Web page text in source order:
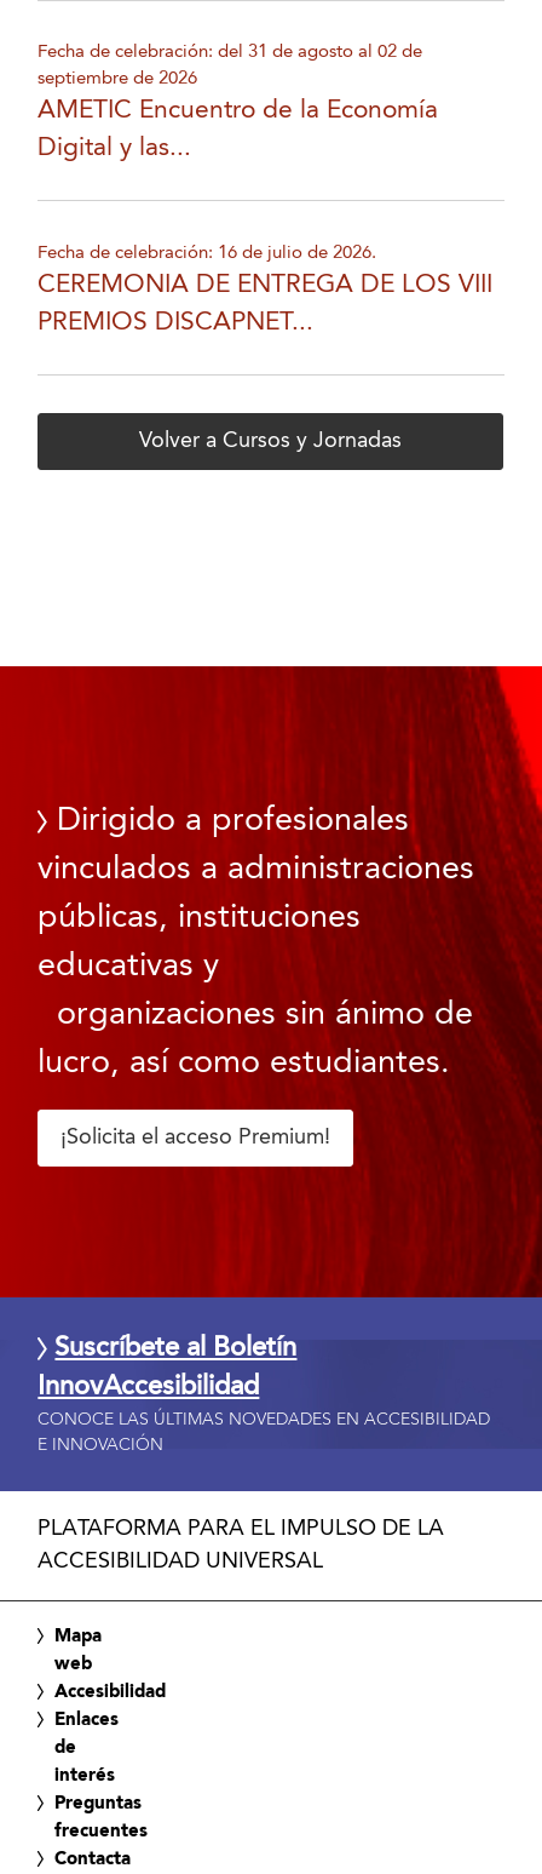
Fecha de celebración: del 31 de agosto al 02 de
septiembre de 2026
AMETIC Encuentro de la Economía
Digital y las...
Fecha de celebración: 16 de julio de 2026.
CEREMONIA DE ENTREGA DE LOS VIII
PREMIOS DISCAPNET...
Volver a Cursos y Jornadas
Dirigido a profesionales
vinculados a administraciones
públicas, instituciones
educativas y
organizaciones sin ánimo de
lucro, así como estudiantes.
¡Solicita el acceso Premium!
Suscríbete al Boletín
InnovAccesibilidad
CONOCE LAS ÚLTIMAS NOVEDADES EN ACCESIBILIDAD
E INNOVACIÓN
PLATAFORMA PARA EL IMPULSO DE LA
ACCESIBILIDAD UNIVERSAL
Mapa
web
Accesibilidad
Enlaces
de
interés
Preguntas
frecuentes
Contacta